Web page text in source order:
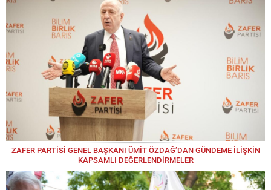
ZAFER PARTİSİ GENEL BAŞKANI ÜMİT ÖZDAĞ’DAN GÜNDEME İLİŞKİN
KAPSAMLI DEĞERLENDİRMELER